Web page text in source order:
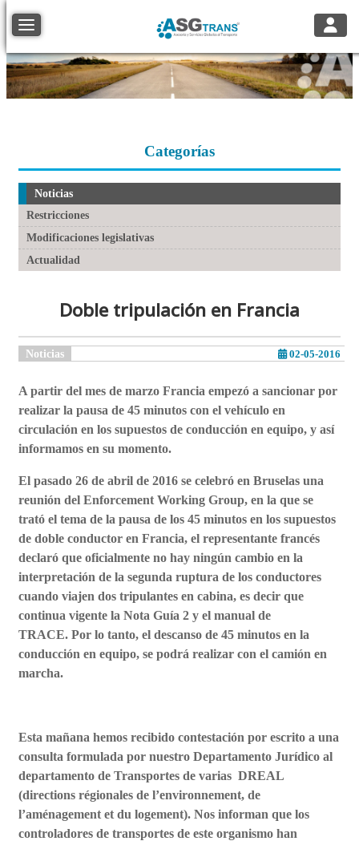
Toggle navigation
Categorías
Noticias
Restricciones
Modificaciones legislativas
Actualidad
Doble tripulación en Francia
Noticias 02-05-2016
A partir del mes de marzo Francia empezó a sancionar por
realizar la pausa de 45 minutos con el vehículo en
circulación en los supuestos de conducción en equipo, y así
informamos en su momento.
El pasado 26 de abril de 2016 se celebró en Bruselas una
reunión del Enforcement Working Group, en la que se
trató el tema de la pausa de los 45 minutos en los supuestos
de doble conductor en Francia, el representante francés
declaró que oficialmente no hay ningún cambio en la
interpretación de la segunda ruptura de los conductores
cuando viajen dos tripulantes en cabina, es decir que
continua vigente la Nota Guía 2 y el manual de
TRACE. Por lo tanto, el descanso de 45 minutos en la
conducción en equipo, se podrá realizar con el camión en
marcha.
Esta mañana hemos recibido contestación por escrito a una
consulta formulada por nuestro Departamento Jurídico al
departamento de Transportes de varias DREAL
(directions régionales de l’environnement, de
l’aménagement et du logement). Nos informan que los
controladores de transportes de este organismo han